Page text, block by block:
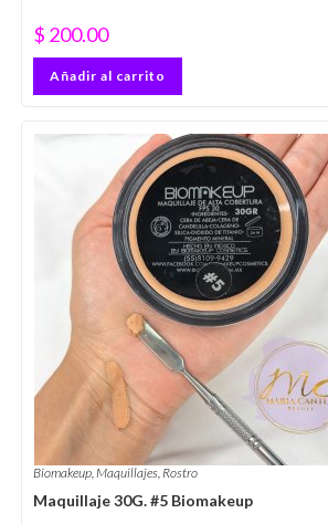
$ 200.00
Añadir al carrito
Biomakeup,Maquillajes, Rostro
Maquillaje 30G. #5 Biomakeup